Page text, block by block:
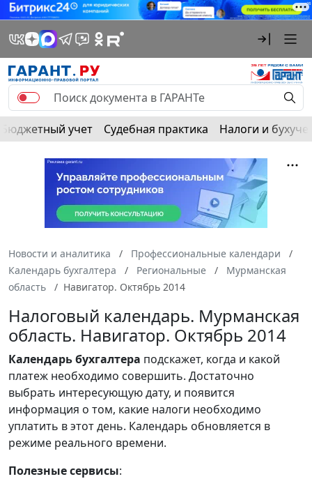
Бюджетный учет Судебная практика Налоги и
Новости и аналитика
Профессиональные календари
Календарь бухгалтера
Региональные
Мурманская
область
Навигатор. Октябрь 2014
Налоговый календарь. Мурманская
область. Навигатор. Октябрь 2014
Календарьбухгалтера подскажет, когда и какой
платеж необходимо совершить. Достаточно
выбрать интересующую дату, и появится
информация о том, какие налоги необходимо
уплатить в этот день. Календарь обновляется в
режиме реального времени.
Полезные сервисы: